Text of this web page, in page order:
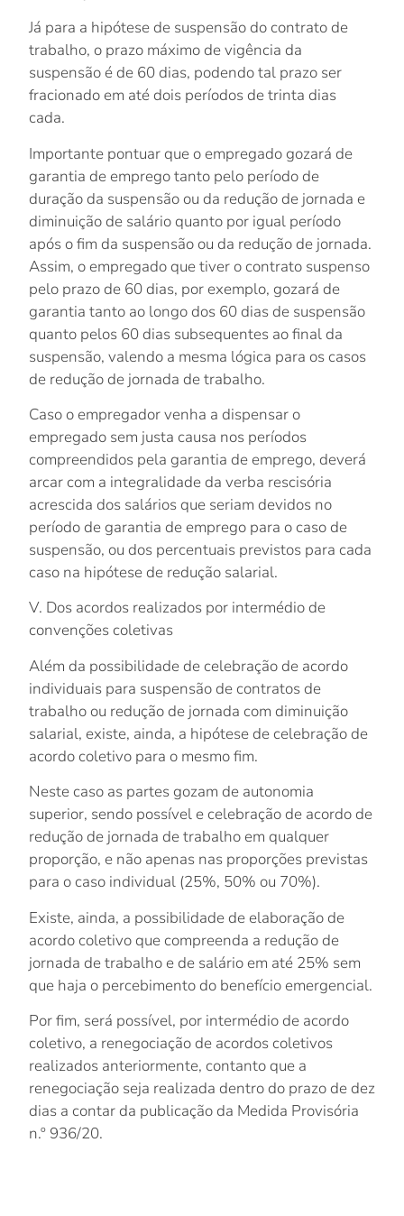
Já para a hipótese de suspensão do contrato de
trabalho, o prazo máximo de vigência da
suspensão é de 60 dias, podendo tal prazo ser
fracionado em até dois períodos de trinta dias
cada.
Importante pontuar que o empregado gozará de
garantia de empregotanto pelo período de
duração da suspensão ou da redução de jornada e
diminuição de salário quanto por igual período
após o fim da suspensão ou da redução de jornada.
Assim, o empregado que tiver o contrato suspenso
pelo prazo de 60 dias, por exemplo, gozará de
garantia tanto ao longo dos 60 dias de suspensão
quanto pelos 60 dias subsequentes ao final da
suspensão, valendo a mesma lógica para os casos
de redução de jornada de trabalho.
Caso o empregador venha a dispensar o
empregado sem justa causa nos períodos
compreendidos pela garantia de emprego, deverá
arcar com a integralidade da verba rescisória
acrescida dos salários que seriam devidos no
período de garantia de emprego para o caso de
suspensão, ou dos percentuais previstos para cada
caso na hipótese de redução salarial.
V. Dos acordos realizados por intermédio de
convenções coletivas
Além da possibilidade de celebração de acordo
individuais para suspensão de contratos de
trabalho ou redução de jornada com diminuição
salarial, existe, ainda, a hipótese de celebração de
acordo coletivo para o mesmo fim.
Neste caso as partes gozam de autonomia
superior, sendo possível e celebração de acordo de
redução de jornada de trabalho em qualquer
proporção, e não apenas nas proporções previstas
para o caso individual (25%, 50% ou 70%).
Existe, ainda, a possibilidade de elaboração de
acordo coletivo que compreenda a redução de
jornada de trabalho e de salário em até 25% sem
que haja o percebimento do benefício emergencial.
Por fim, será possível, por intermédio de acordo
coletivo, a renegociação de acordos coletivos
realizados anteriormente, contanto que a
renegociação seja realizada dentro do prazo de dez
dias a contar da publicação da Medida Provisória
n.º 936/20.